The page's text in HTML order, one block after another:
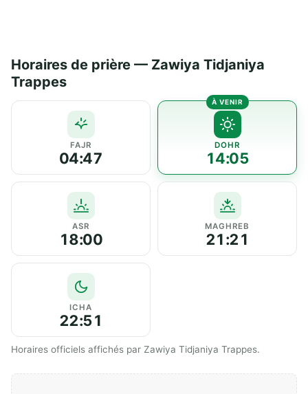
Horaires de prière — Zawiya Tidjaniya
Trappes
FAJR
04:47
DOHR
14:05
ASR
18:00
MAGHREB
21:21
ICHA
22:51
Horaires officiels affichés par Zawiya Tidjaniya Trappes.